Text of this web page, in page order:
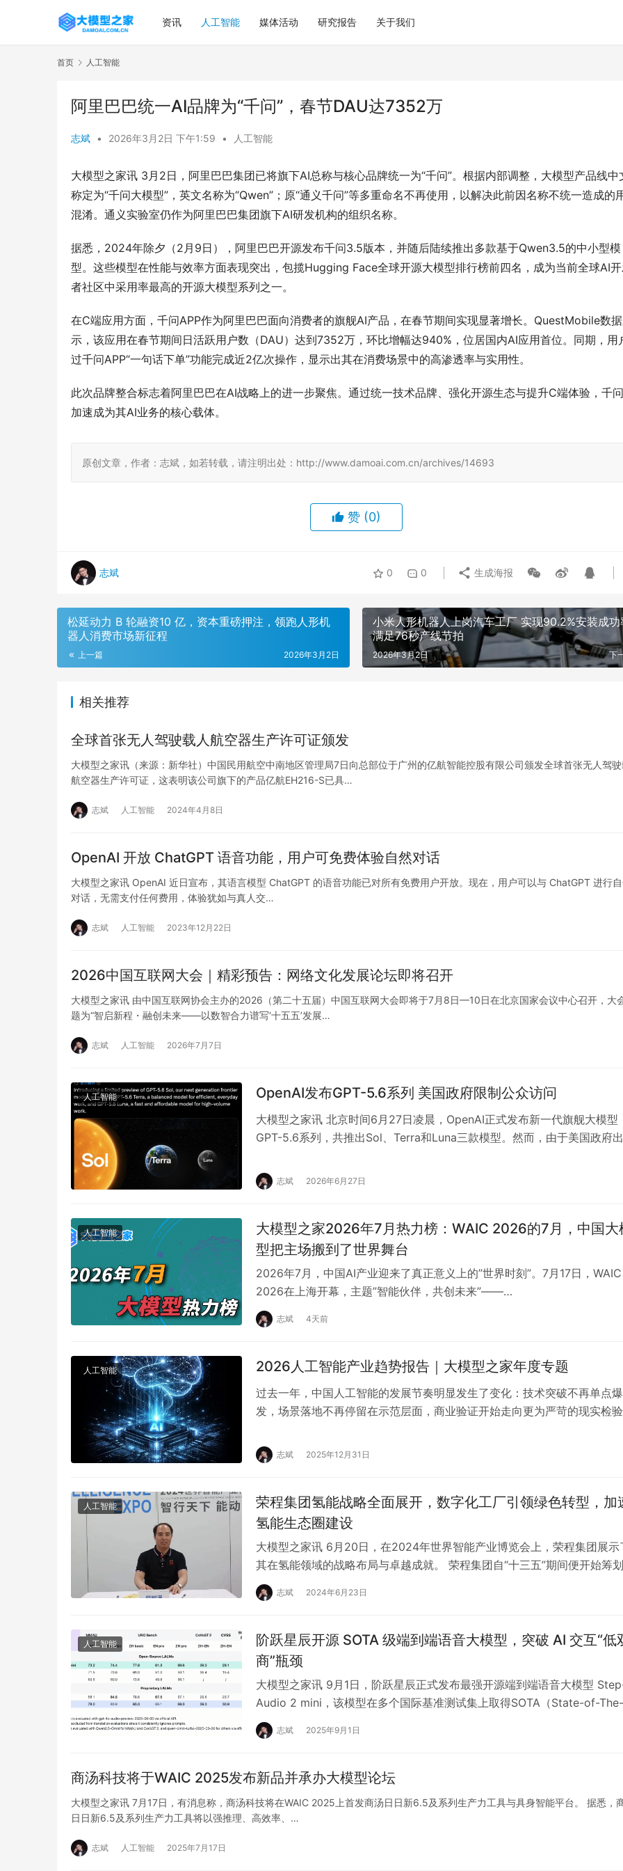
资讯 人工智能 媒体活动 研究报告 关于我们
首页 人工智能
阿里巴巴统一AI品牌为“千问”，春节DAU达7352万
志斌 • 2026年3月2日 下午1:59 • 人工智能
大模型之家讯 3月2日，阿里巴巴集团已将旗下AI总称与核心品牌统一为“千问”。根据内部调整，大模型产品线中
称定为“千问大模型”，英文名称为“Qwen”；原“通义千问”等多重命名不再使用，以解决此前因名称不统一造成的
混淆。通义实验室仍作为阿里巴巴集团旗下AI研发机构的组织名称。
据悉，2024年除夕（2月9日），阿里巴巴开源发布千问3.5版本，并随后陆续推出多款基于Qwen3.5的中小型模
型。这些模型在性能与效率方面表现突出，包揽Hugging Face全球开源大模型排行榜前四名，成为当前全球AI
者社区中采用率最高的开源大模型系列之一。
在C端应用方面，千问APP作为阿里巴巴面向消费者的旗舰AI产品，在春节期间实现显著增长。QuestMobile数
示，该应用在春节期间日活跃用户数（DAU）达到7352万，环比增幅达940%，位居国内AI应用首位。同期，用
过千问APP“一句话下单”功能完成近2亿次操作，显示出其在消费场景中的高渗透率与实用性。
此次品牌整合标志着阿里巴巴在AI战略上的进一步聚焦。通过统一技术品牌、强化开源生态与提升C端体验，千
加速成为其AI业务的核心载体。
原创文章，作者：志斌，如若转载，请注明出处：http://www.damoai.com.cn/archives/14693
赞 (0)
志斌 0 0 生成海报
松延动力 B 轮融资10 亿，资本重磅押注，领跑人形机
器人消费市场新征程
上一篇 2026年3月2日
小米人形机器人上岗汽车工厂 实现90.2%安装成功
满足76秒产线节拍
下
2026年3月2日
相关推荐
全球首张无人驾驶载人航空器生产许可证颁发
大模型之家讯（来源：新华社）中国民用航空中南地区管理局7日向总部位于广州的亿航智能控股有限公司颁发全球首张无人驾驶
航空器生产许可证，这表明该公司旗下的产品亿航EH216-S已具…
志斌 人工智能 2024年4月8日
OpenAI 开放 ChatGPT 语音功能，用户可免费体验自然对话
大模型之家讯 OpenAI 近日宣布，其语言模型 ChatGPT 的语音功能已对所有免费用户开放。现在，用户可以与 ChatGPT 进行
对话，无需支付任何费用，体验犹如与真人交…
志斌 人工智能 2023年12月22日
2026中国互联网大会｜精彩预告：网络文化发展论坛即将召开
大模型之家讯 由中国互联网协会主办的2026（第二十五届）中国互联网大会即将于7月8日—10日在北京国家会议中心召开，大
题为“智启新程・融创未来——以数智合力谱写‘十五五’发展…
志斌 人工智能 2026年7月7日
人工智能 OpenAI发布GPT-5.6系列 美国政府限制公众访问
大模型之家讯 北京时间6月27日凌晨，OpenAI正式发布新一代旗舰大模型
GPT-5.6系列，共推出Sol、Terra和Luna三款模型。然而，由于美国政府
志斌 2026年6月27日
人工智能
大模型之家2026年7月热力榜：WAIC 2026的7月，中国大
型把主场搬到了世界舞台
2026年7月，中国AI产业迎来了真正意义上的”世界时刻”。7月17日，WAIC
2026在上海开幕，主题”智能伙伴，共创未来”——…
志斌 4天前
人工智能 2026人工智能产业趋势报告｜大模型之家年度专题
过去一年，中国人工智能的发展节奏明显发生了变化：技术突破不再单点爆
发，场景落地不再停留在示范层面，商业验证开始走向更为严苛的现实检验
志斌 2025年12月31日
人工智能
荣程集团氢能战略全面展开，数字化工厂引领绿色转型，加
氢能生态圈建设
大模型之家讯 6月20日，在2024年世界智能产业博览会上，荣程集团展示
其在氢能领域的战略布局与卓越成就。 荣程集团自“十三五”期间便开始筹
能产业布局，集团紧跟国家加快氢能源…
志斌 2024年6月23日
人工智能
阶跃星辰开源 SOTA 级端到端语音大模型，突破 AI 交互“低
商”瓶颈
大模型之家讯 9月1日，阶跃星辰正式发布最强开源端到端语音大模型
Audio 2 mini，该模型在多个国际基准测试集上取得SOTA（State-of-The-
Art，即…
志斌 2025年9月1日
商汤科技将于WAIC 2025发布新品并承办大模型论坛
大模型之家讯 7月17日，有消息称，商汤科技将在WAIC 2025上首发商汤日日新6.5及系列生产力工具与具身智能平台。 据悉，
日日新6.5及系列生产力工具将以强推理、高效率、…
志斌 人工智能 2025年7月17日